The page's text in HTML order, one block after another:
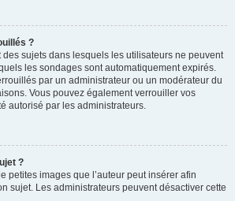
?
des sujets dans lesquels les utilisateurs ne peuvent
les sondages sont automatiquement expirés.
par un administrateur ou un modérateur du
Vous pouvez également verrouiller vos
autorisé par les administrateurs.
?
petites images que l’auteur peut insérer afin
sujet. Les administrateurs peuvent désactiver cette